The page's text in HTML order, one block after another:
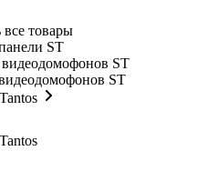
товары
ST
ST
ST